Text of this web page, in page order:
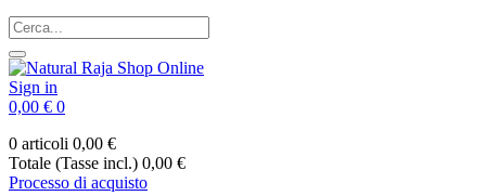
Sign in
0,00 € 0
0 articoli 0,00 €
Totale (Tasse incl.) 0,00 €
Processo di acquisto